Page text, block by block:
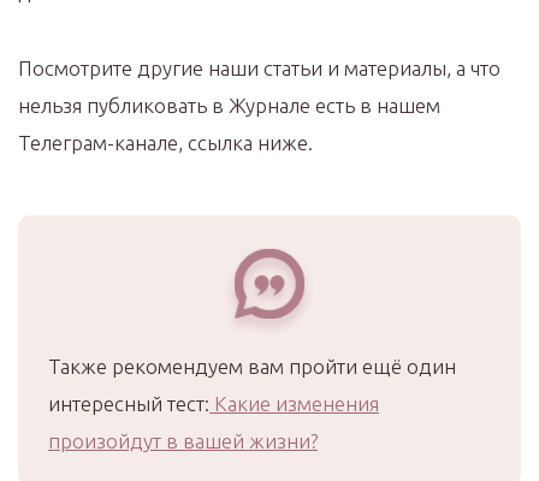
Посмотрите другие наши статьи и материалы, а что
нельзя публиковать в Журнале есть в нашем
Телеграм-канале, ссылка ниже.
Также рекомендуем вам пройти ещё один
интересный тест: Какие изменения
произойдут в вашей жизни?